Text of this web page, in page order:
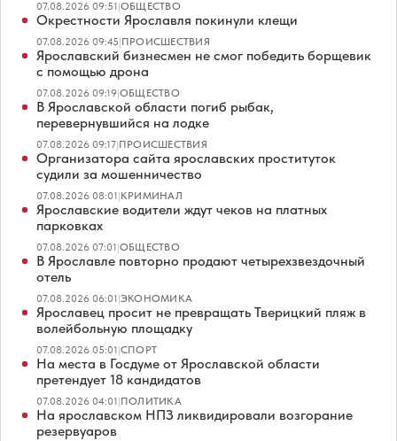
07.08.2026 09:51|ОБЩЕСТВО
Окрестности Ярославля покинули клещи
07.08.2026 09:45|ПРОИСШЕСТВИЯ
Ярославский бизнесмен не смог победить борщевик
с помощью дрона
07.08.2026 09:19|ОБЩЕСТВО
В Ярославской области погиб рыбак,
перевернувшийся на лодке
07.08.2026 09:17|ПРОИСШЕСТВИЯ
Организатора сайта ярославских проституток
судили за мошенничество
07.08.2026 08:01|КРИМИНАЛ
Ярославские водители ждут чеков на платных
парковках
07.08.2026 07:01|ОБЩЕСТВО
В Ярославле повторно продают четырехзвездочный
отель
07.08.2026 06:01|ЭКОНОМИКА
Ярославец просит не превращать Тверицкий пляж в
волейбольную площадку
07.08.2026 05:01|СПОРТ
На места в Госдуме от Ярославской области
претендует 18 кандидатов
07.08.2026 04:01|ПОЛИТИКА
На ярославском НПЗ ликвидировали возгорание
резервуаров